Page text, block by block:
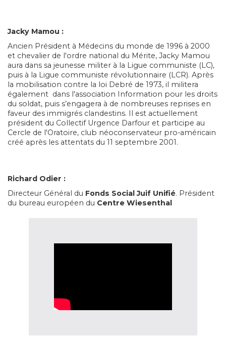
Jacky Mamou :
Ancien Président à Médecins du monde de 1996 à 2000
et chevalier de l'ordre national du Mérite, Jacky Mamou
aura dans sa jeunesse militer à la Ligue communiste (LC),
puis à la Ligue communiste révolutionnaire (LCR). Après
la mobilisation contre la loi Debré de 1973, il militera
également dans l'association Information pour les droits
du soldat, puis s’engagera à de nombreuses reprises en
faveur des immigrés clandestins. Il est actuellement
président du Collectif Urgence Darfour et participe au
Cercle de l'Oratoire, club néoconservateur pro-américain
créé après les attentats du 11 septembre 2001.
Richard Odier :
Directeur Général du Fonds Social Juif Unifié. Président
du bureau européen du Centre Wiesenthal